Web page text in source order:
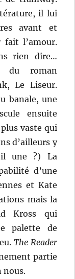
il lui
avant et
fait l’amour.
rien dire…
du roman
Le Liseur.
banale, une
ensuite
vaste qui
d’ailleurs y
une ?) La
d’une
et Kate
mais la
Kross qui
palette de
The Reader
partie
nous.